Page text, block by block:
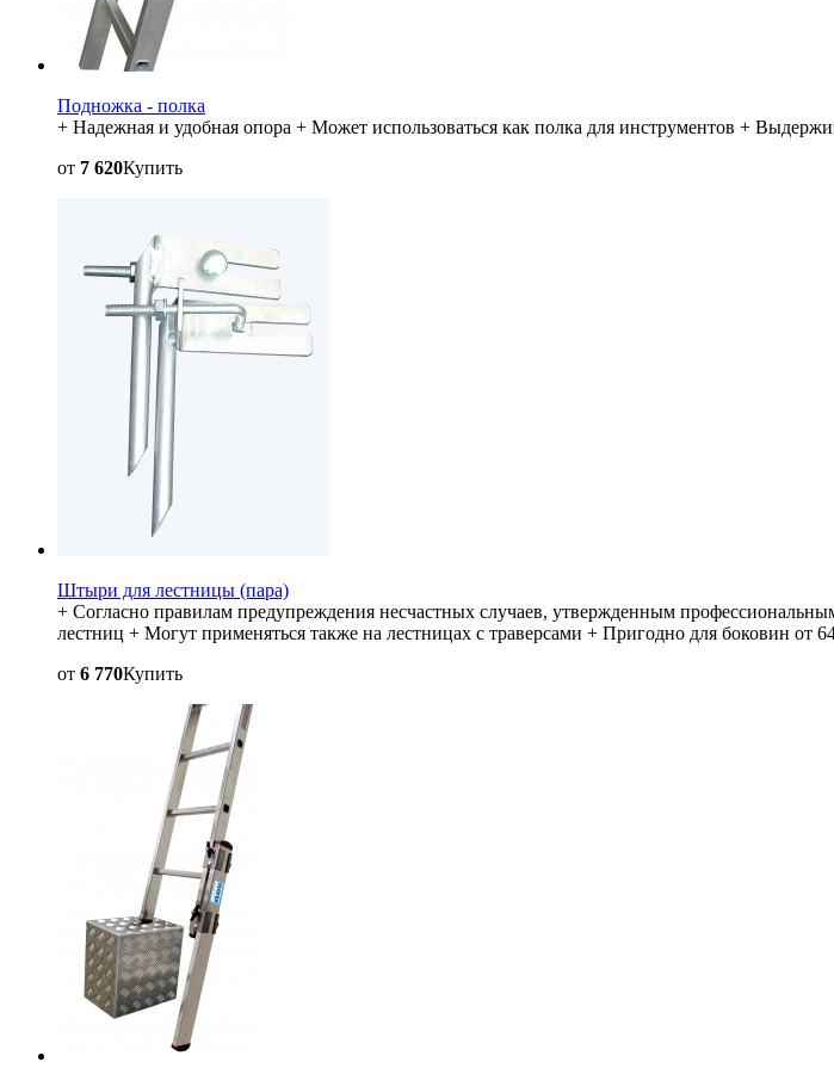
Подножка - полка
+ Надежная и удобная опора + Может использоваться как полка для инструментов +
от 7 620Купить
Штыри для лестницы (пара)
+ Согласно правилам предупреждения несчастных случаев, утвержденным
лестниц + Могут применяться также на лестницах с траверсами + Пригодно для боковин
от 6 770Купить